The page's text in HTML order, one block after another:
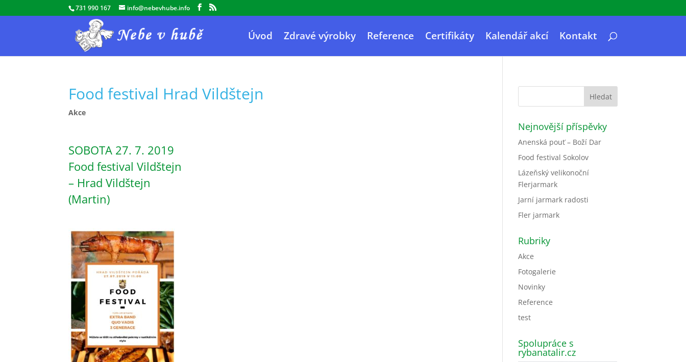
731 990 167 info@nebevhube.info
Úvod Zdravé výrobky Reference Certifikáty Kalendář akcí Kontakt
Food festival Hrad Vildštejn
Akce
SOBOTA 27. 7. 2019
Food festival Vildštejn
– Hrad Vildštejn
(Martin)
Nejnovější příspěvky
Anenská pouť – Boží Dar
Food festival Sokolov
Lázeňský velikonoční
Flerjarmark
Jarní jarmark radosti
Fler jarmark
Rubriky
Akce
Fotogalerie
Novinky
Reference
test
Spolupráce s
rybanatalir.cz